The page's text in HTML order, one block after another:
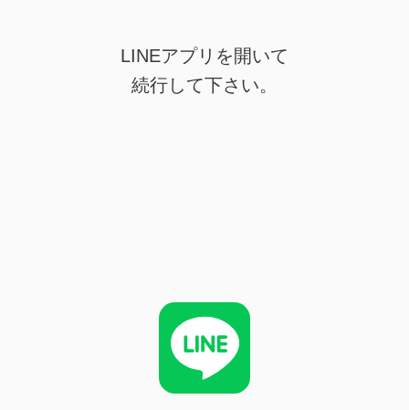
LINEアプリを開いて
続行して下さい。